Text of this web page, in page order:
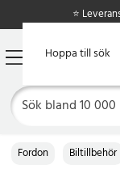
Hoppa till
Hoppa till sök
⭐
Fordon Biltillbehör